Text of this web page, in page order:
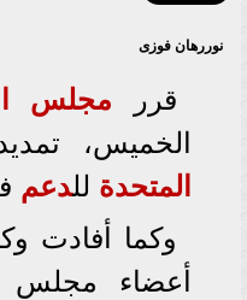
نوررهان فوزى
قرر مجلس
الخميس،
المتحدة للدعم
وكما أفادت
أعضاء مجلس